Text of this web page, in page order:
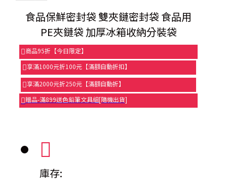
食品保鮮密封袋 雙夾鏈密封袋 食品用
PE夾鏈袋 加厚冰箱收納分裝袋
商品95折【今日限定】
享滿1000元折100元【滿額自動折扣】
享滿2000元折250元【滿額自動折】
贈品-滿899送色鉛筆文具組[隨機出貨]
庫存: